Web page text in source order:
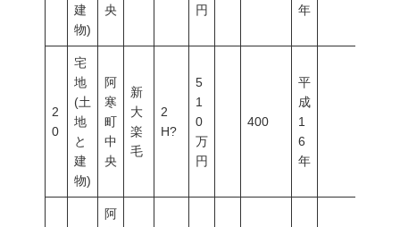
建
物)
央
円
年
2
0
宅
地
(土
地
と
建
物)
阿
寒
町
中
央
新
大
楽
毛
2
H?
5
1
0
万
円
400
平
成
1
6
年
阿